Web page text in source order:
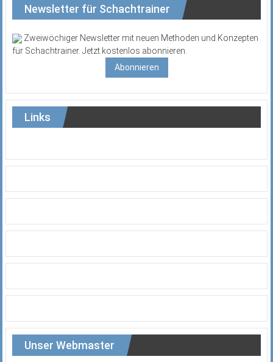
Newsletter für Schachtrainer
Zweiwöchiger Newsletter mit neuen Methoden und Konzepten
für Schachtrainer. Jetzt kostenlos abonnieren.
Abonnieren
Links
Unser Webmaster